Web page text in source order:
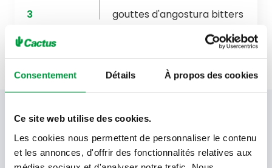
Consentement Détails À propos des cookies
Ce site web utilise des cookies.
Les cookies nous permettent de personnaliser le contenu
et les annonces, d'offrir des fonctionnalités relatives aux
3
gouttes d'angostura bitters
Votre newsletter Cactus